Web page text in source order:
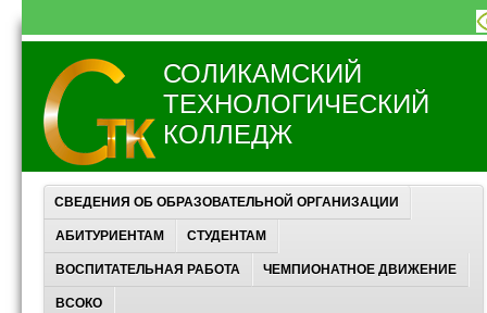
СОЛИКАМСКИЙ
ТЕХНОЛОГИЧЕСКИЙ
КОЛЛЕДЖ
СВЕДЕНИЯ ОБ ОБРАЗОВАТЕЛЬНОЙ ОРГАНИЗАЦИИ
АБИТУРИЕНТАМ СТУДЕНТАМ
ВОСПИТАТЕЛЬНАЯ РАБОТА ЧЕМПИОНАТНОЕ ДВИЖЕНИЕ
ВСОКО